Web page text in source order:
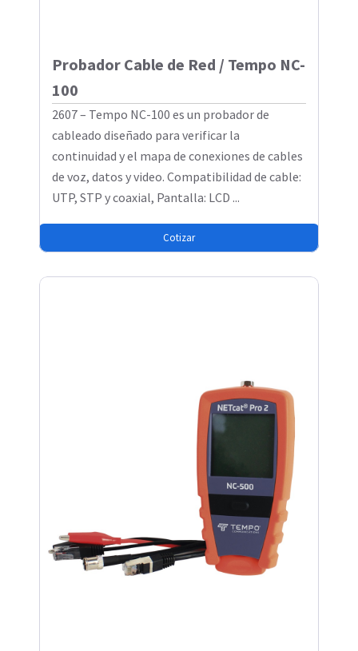
Probador Cable de Red / Tempo NC-
100
2607 – Tempo NC-100 es un probador de
cableado diseñado para verificar la
continuidad y el mapa de conexiones de cables
de voz, datos y video. Compatibilidad de cable:
UTP, STP y coaxial, Pantalla: LCD ...
Cotizar